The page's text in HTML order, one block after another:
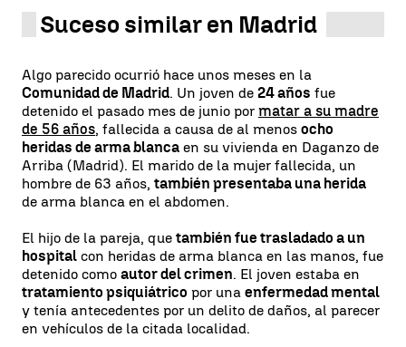
Suceso similar en Madrid
Algo parecido ocurrió hace unos meses en la
Comunidad de Madrid. Un joven de 24 años fue
detenido el pasado mes de junio por matar a su madre
de 56 años, fallecida a causa de al menos ocho
heridas de arma blanca en su vivienda en Daganzo de
Arriba (Madrid). El marido de la mujer fallecida, un
hombre de 63 años, también presentaba una herida
de arma blanca en el abdomen.
El hijo de la pareja, que también fue trasladado a un
hospital con heridas de arma blanca en las manos, fue
detenido como autor del crimen. El joven estaba en
tratamiento psiquiátrico por una enfermedad mental
y tenía antecedentes por un delito de daños, al parecer
en vehículos de la citada localidad.